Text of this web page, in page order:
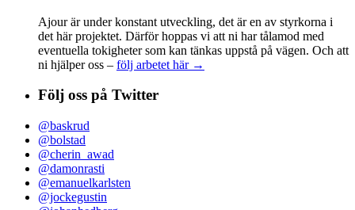
Ajour är under konstant utveckling, det är en av styrkorna i
det här projektet. Därför hoppas vi att ni har tålamod med
eventuella tokigheter som kan tänkas uppstå på vägen. Och att
ni hjälper oss – följ arbetet här →
Följ oss på Twitter
@baskrud
@bolstad
@cherin_awad
@damonrasti
@emanuelkarlsten
@jockegustin